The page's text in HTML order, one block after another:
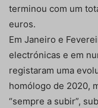
terminou com um
euros.
Em Janeiro e
electrónicas e em
registaram uma
homólogo de 2020,
“sempre a subir”,